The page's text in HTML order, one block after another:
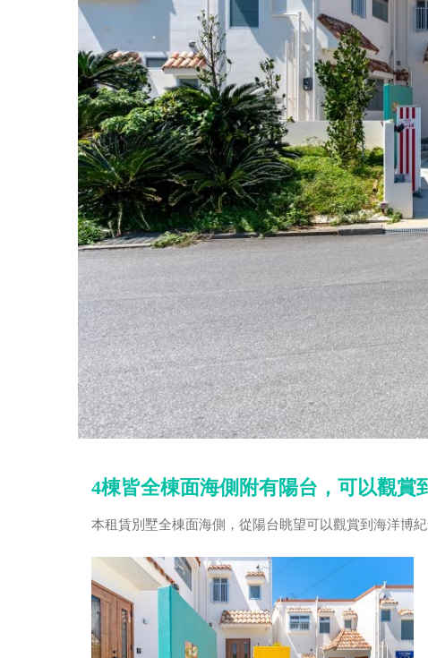
4棟皆全棟面海側附有陽台，可以觀賞
本租賃別墅全棟面海側，從陽台眺望可以觀賞到海洋博